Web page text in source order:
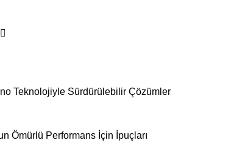
Teknolojiyle Sürdürülebilir Çözümler
Ömürlü Performans İçin İpuçları